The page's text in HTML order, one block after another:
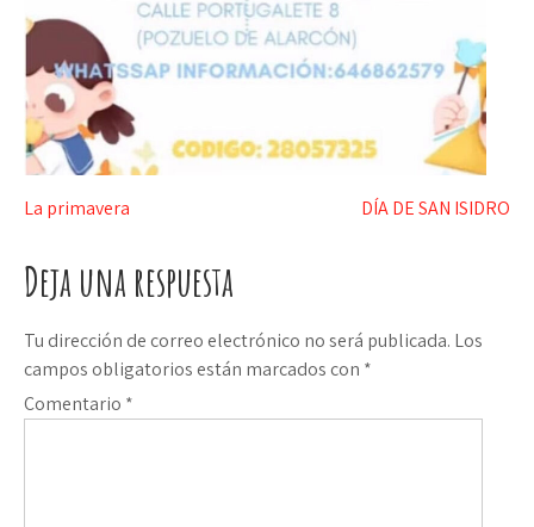
Navegación
de
entradas
La primavera DÍA DE SAN ISIDRO
Deja una respuesta
Tu dirección de correo electrónico no será publicada. Los
campos obligatorios están marcados con *
Comentario *